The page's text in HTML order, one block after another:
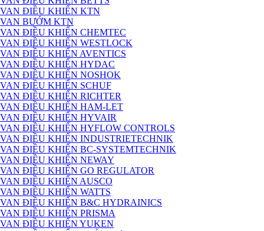
VAN ĐIỀU KHIỂN KTN
VAN BƯỚM KTN
VAN ĐIỀU KHIỂN CHEMTEC
VAN ĐIỀU KHIỂN WESTLOCK
VAN ĐIỀU KHIỂN AVENTICS
VAN ĐIỀU KHIỂN HYDAC
VAN ĐIỀU KHIỂN NOSHOK
VAN ĐIỀU KHIỂN SCHUF
VAN ĐIỀU KHIỂN RICHTER
VAN ĐIỀU KHIỂN HAM-LET
VAN ĐIỀU KHIỂN HYVAIR
VAN ĐIỀU KHIỂN HYFLOW CONTROLS
VAN ĐIỀU KHIỂN INDUSTRIETECHNIK
VAN ĐIỀU KHIỂN BC-SYSTEMTECHNIK
VAN ĐIỀU KHIỂN NEWAY
VAN ĐIỀU KHIỂN GO REGULATOR
VAN ĐIỀU KHIỂN AUSCO
VAN ĐIỀU KHIỂN WATTS
VAN ĐIỀU KHIỂN B&C HYDRAINICS
VAN ĐIỀU KHIỂN PRISMA
VAN ĐIỀU KHIỂN YUKEN